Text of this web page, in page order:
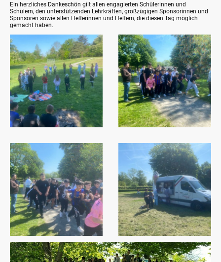
Ein herzliches Dankeschön gilt allen engagierten Schülerinnen und
Schülern, den unterstützenden Lehrkräften, großzügigen Sponsorinnen und
Sponsoren sowie allen Helferinnen und Helfern, die diesen Tag möglich
gemacht haben.